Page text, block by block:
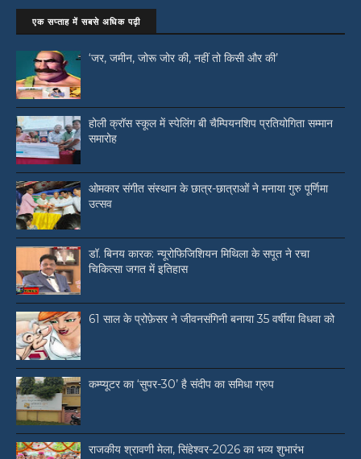
एक सप्ताह में सबसे अधिक पढ़ी
‘जर, जमीन, जोरू जोर की, नहीं तो किसी और की’
होली क्रॉस स्कूल में स्पेलिंग बी चैम्पियनशिप प्रतियोगिता सम्मान
समारोह
ओमकार संगीत संस्थान के छात्र-छात्राओं ने मनाया गुरु पूर्णिमा
उत्सव
डॉ. बिनय कारक: न्यूरोफिजिशियन मिथिला के सपूत ने रचा
चिकित्सा जगत में इतिहास
61 साल के प्रोफ़ेसर ने जीवनसंगिनी बनाया 35 वर्षीया विधवा को
कम्प्यूटर का ‘सुपर-30’ है संदीप का समिधा ग्रुप
राजकीय श्रावणी मेला, सिंहेश्वर-2026 का भव्य शुभारंभ